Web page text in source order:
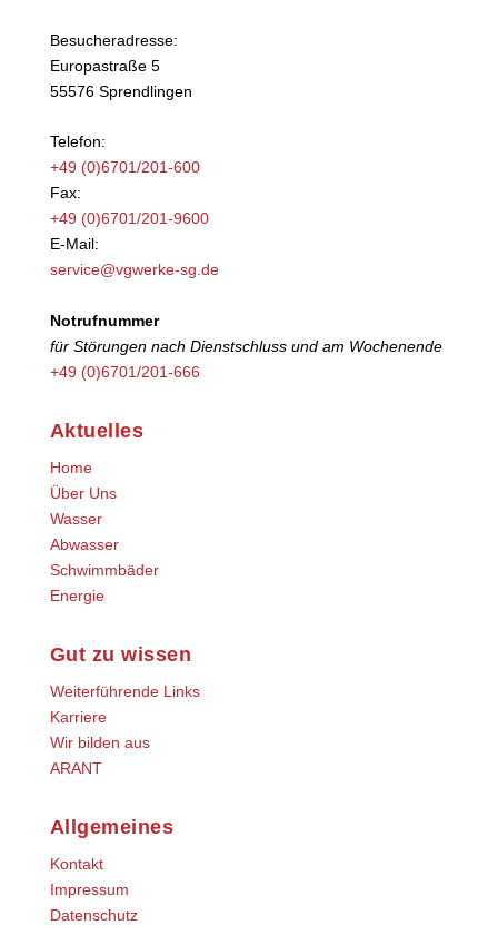
Besucheradresse:
Europastraße 5
55576 Sprendlingen
Telefon:
+49 (0)6701/201-600
Fax:
+49 (0)6701/201-9600
E-Mail:
service@vgwerke-sg.de
Notrufnummer
für Störungen nach Dienstschluss und am Wochenende
+49 (0)6701/201-666
Aktuelles
Home
Über Uns
Wasser
Abwasser
Schwimmbäder
Energie
Gut zu wissen
Weiterführende Links
Karriere
Wir bilden aus
ARANT
Allgemeines
Kontakt
Impressum
Datenschutz